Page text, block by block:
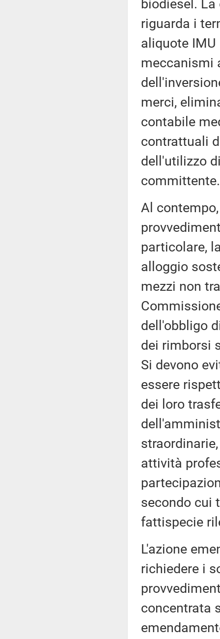
biodiesel.
riguarda i
aliquote
meccanismi
merci,
contabile
contrattuali
dell'utilizzo
committente.
Al
particolare,
alloggio
mezzi non
dell'obbligo
dei rimborsi
Si devono
essere
dei loro
attività
secondo cui
fattispecie
L'azione
richiedere i
concentrata